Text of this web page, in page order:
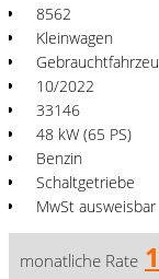
8562
Kleinwagen
10/2022
33146
48 kW (65 PS)
Benzin
Schaltgetriebe
MwSt ausweisbar
monatliche Rate